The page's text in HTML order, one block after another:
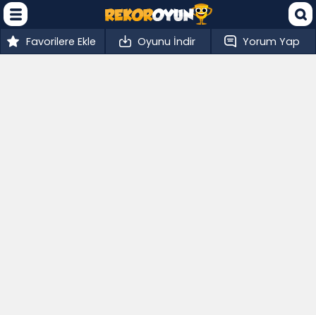
Favorilere Ekle Oyunu İndir Yorum Yap